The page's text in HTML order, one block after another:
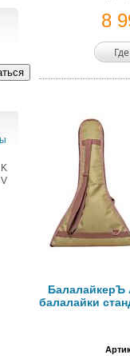
K
V
8
БалалайкерЪ
балалайки